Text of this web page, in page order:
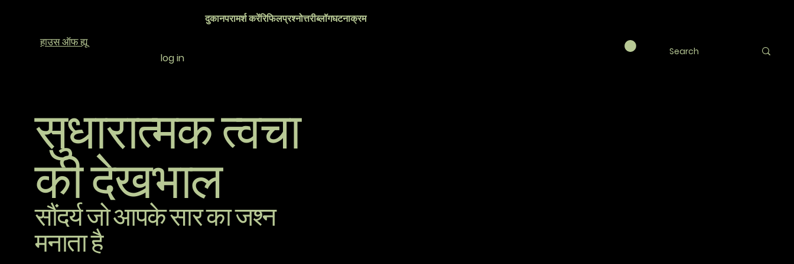
दुकानपरामर्श करेंरिफिलप्रश्नोत्तरीब्लॉगघटनाक्रम
हाउस ऑफ ह्यू
log in
सुधारात्मक त्वचा
की देखभाल
सौंदर्य जो आपके सार का जश्न
मनाता है